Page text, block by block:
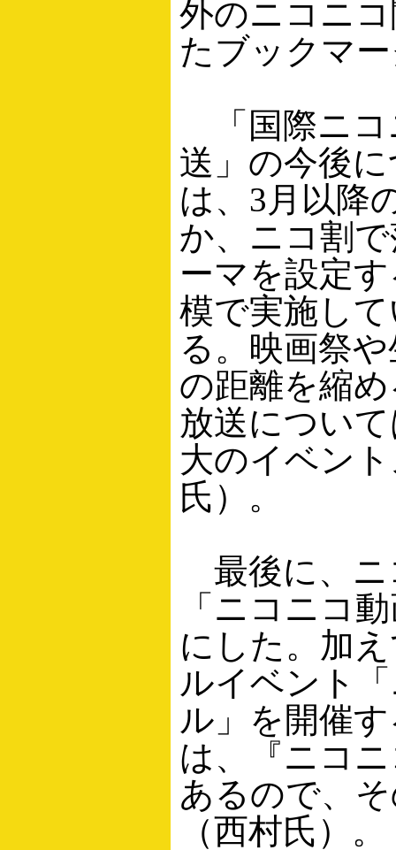
外のニコニ
たブックマ
「国際ニコ
送」の今後
は、3月以降
か、ニコ割
ーマを設定
模で実施し
る。映画祭
の距離を縮
放送につい
大のイベン
氏）。
最後に、ニ
「ニコニコ
にした。加
ルイベント
ル」を開催
は、『ニコ
あるので、
（西村氏）。